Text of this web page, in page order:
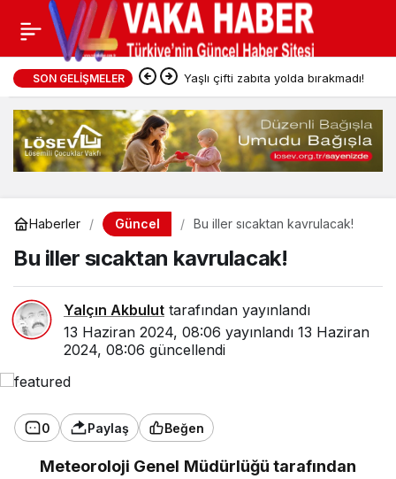
SON GELIŞMELER Yaşlı çifti zabıta yolda bırakmadı!
Haberler Güncel Bu iller sıcaktan kavrulacak!
Bu iller sıcaktan kavrulacak!
Yalçın Akbulut tarafından yayınlandı
13 Haziran 2024, 08:06 yayınlandı 13 Haziran
2024, 08:06 güncellendi
0 Paylaş Beğen
Meteoroloji Genel Müdürlüğü tarafından